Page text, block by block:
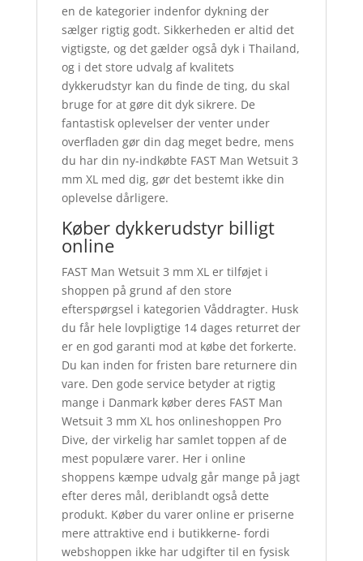
en de kategorier indenfor dykning der
sælger rigtig godt. Sikkerheden er altid det
vigtigste, og det gælder også dyk i Thailand,
og i det store udvalg af kvalitets
dykkerudstyr kan du finde de ting, du skal
bruge for at gøre dit dyk sikrere. De
fantastisk oplevelser der venter under
overfladen gør din dag meget bedre, mens
du har din ny-indkøbte FAST Man Wetsuit 3
mm XL med dig, gør det bestemt ikke din
oplevelse dårligere.
Køber dykkerudstyr billigt
online
FAST Man Wetsuit 3 mm XL er tilføjet i
shoppen på grund af den store
efterspørgsel i kategorien Våddragter. Husk
du får hele lovpligtige 14 dages returret der
er en god garanti mod at købe det forkerte.
Du kan inden for fristen bare returnere din
vare. Den gode service betyder at rigtig
mange i Danmark køber deres FAST Man
Wetsuit 3 mm XL hos onlineshoppen Pro
Dive, der virkelig har samlet toppen af de
mest populære varer. Her i online
shoppens kæmpe udvalg går mange på jagt
efter deres mål, deriblandt også dette
produkt. Køber du varer online er priserne
mere attraktive end i butikkerne- fordi
webshoppen ikke har udgifter til en fysisk